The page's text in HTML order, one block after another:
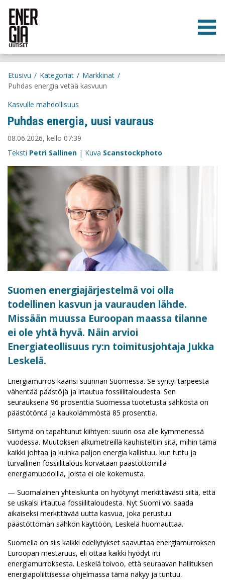
Etusivu / Kategoriat / Markkinat /
Puhdas energia vetää kasvuun
Kasvulle mahdollisuus
Puhdas energia, uusi vauraus
08.06.2026, kello 07:39
Teksti Petri Sallinen | Kuva Scanstockphoto
Suomen energiajärjestelmä voi olla
todellinen kasvun ja vaurauden lähde.
Missään muussa Euroopan maassa tilanne
ei ole yhtä hyvä. Näin arvioi
Energiateollisuus ry:n toimitusjohtaja Jukka
Leskelä.
Energiamurros käänsi suunnan Suomessa. Se syntyi tarpeesta
vähentää päästöjä ja irtautua fossiilitaloudesta. Sen
seurauksena 96 prosenttia Suomessa tuotetusta sähköstä on
päästötöntä ja kaukolämmöstä 85 prosenttia.
Siirtymä on tapahtunut kiihtyen: suurin osa alle kymmenessä
vuodessa. Muutoksen alkumetreillä kauhisteltiin sitä, mihin tämä
kaikki johtaa ja kuinka paljon energia kallistuu, kun tuttu ja
turvallinen fossiilitalous korvataan päästöttömillä
energiamuodoilla, joista ei ole kokemusta.
— Suomalainen yhteiskunta on hyötynyt merkittävästi siitä, että
se uskalsi irtautua fossiilitaloudesta. Nyt Suomi voi saada
aikaiseksi merkittävää uutta kasvua, joka perustuu
päästöttömän sähkön käyttöön, Leskelä huomauttaa.
Suomella on siis kaikki edellytykset saavuttaa energiamurroksen
Euroopan mestaruus, eli ottaa kaikki hyödyt irti
energiamurroksesta. Leskelä toivoo, että seuraavan hallituksen
energiapoliittisessa ohjelmassa tämä näkyy ja tuntuu.